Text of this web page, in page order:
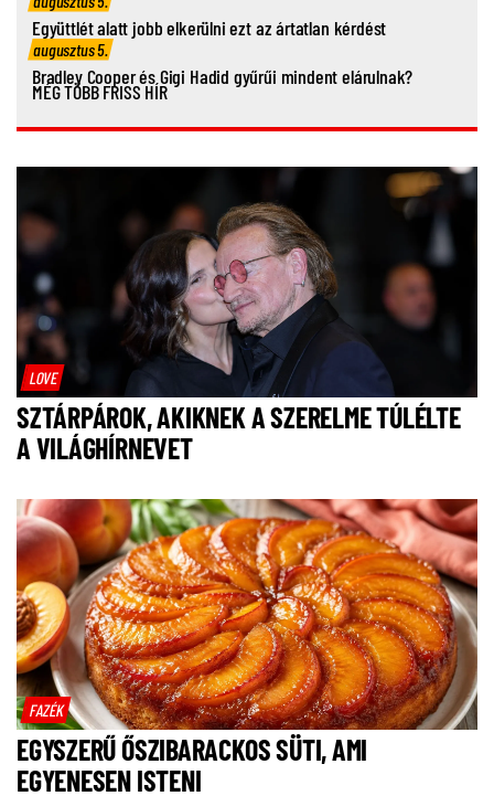
Együttlét alatt jobb elkerülni ezt az ártatlan kérdést
augusztus 5.
Bradley Cooper és Gigi Hadid gyűrűi mindent elárulnak?
MÉG TÖBB FRISS HÍR
LOVE
SZTÁRPÁROK, AKIKNEK A SZERELME TÚLÉLTE
A VILÁGHÍRNEVET
FAZÉK
EGYSZERŰ ŐSZIBARACKOS SÜTI, AMI
EGYENESEN ISTENI